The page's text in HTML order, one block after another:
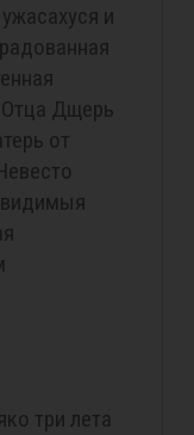
и
Отца Дщерь
от
три лета